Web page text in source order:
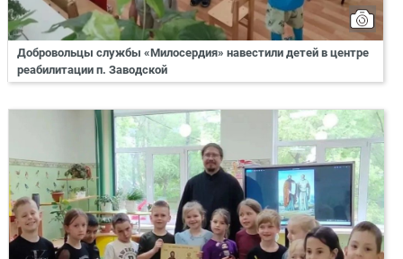
Добровольцы службы «Милосердия» навестили детей в центре
реабилитации п. Заводской